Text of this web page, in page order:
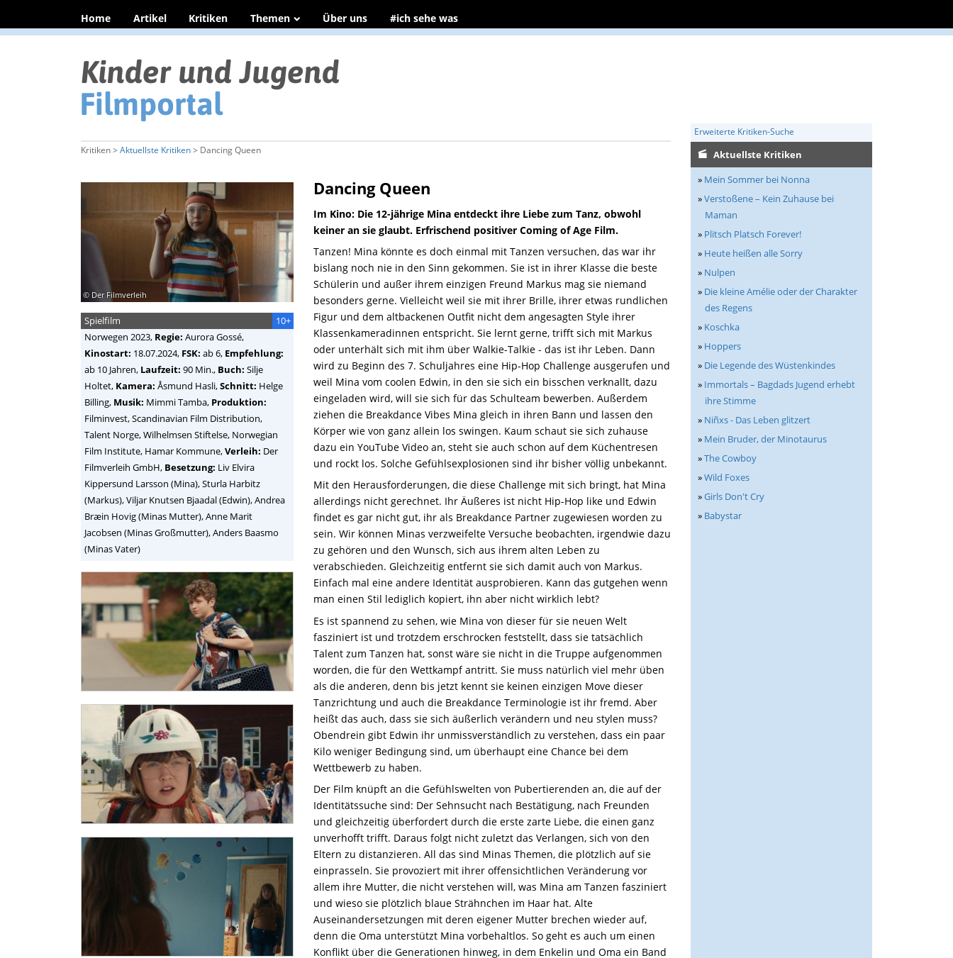
Home Artikel Kritiken Themen Über uns #ich sehe was
Erweiterte Kritiken-Suche
Kritiken > Aktuellste Kritiken> Dancing Queen
Dancing Queen
Im Kino: Die 12-jährige Mina entdeckt ihre Liebe zum Tanz, obwohl
keiner an sie glaubt. Erfrischend positiver Coming of Age Film.
Tanzen! Mina könnte es doch einmal mit Tanzen versuchen, das war ihr
bislang noch nie in den Sinn gekommen. Sie ist in ihrer Klasse die beste
Schülerin und außer ihrem einzigen Freund Markus mag sie niemand
besonders gerne. Vielleicht weil sie mit ihrer Brille, ihrer etwas rundlichen
Figur und dem altbackenen Outfit nicht dem angesagten Style ihrer
Klassenkameradinnen entspricht. Sie lernt gerne, trifft sich mit Markus
oder unterhält sich mit ihm über Walkie-Talkie - das ist ihr Leben. Dann
wird zu Beginn des 7. Schuljahres eine Hip-Hop Challenge ausgerufen und
weil Mina vom coolen Edwin, in den sie sich ein bisschen verknallt, dazu
eingeladen wird, will sie sich für das Schulteam bewerben. Außerdem
ziehen die Breakdance Vibes Mina gleich in ihren Bann und lassen den
Körper wie von ganz allein los swingen. Kaum schaut sie sich zuhause
dazu ein YouTube Video an, steht sie auch schon auf dem Küchentresen
und rockt los. Solche Gefühlsexplosionen sind ihr bisher völlig unbekannt.
Mit den Herausforderungen, die diese Challenge mit sich bringt, hat Mina
allerdings nicht gerechnet. Ihr Äußeres ist nicht Hip-Hop like und Edwin
findet es gar nicht gut, ihr als Breakdance Partner zugewiesen worden zu
sein. Wir können Minas verzweifelte Versuche beobachten, irgendwie dazu
zu gehören und den Wunsch, sich aus ihrem alten Leben zu
verabschieden. Gleichzeitig entfernt sie sich damit auch von Markus.
Einfach mal eine andere Identität ausprobieren. Kann das gutgehen wenn
man einen Stil lediglich kopiert, ihn aber nicht wirklich lebt?
Es ist spannend zu sehen, wie Mina von dieser für sie neuen Welt
fasziniert ist und trotzdem erschrocken feststellt, dass sie tatsächlich
Talent zum Tanzen hat, sonst wäre sie nicht in die Truppe aufgenommen
worden, die für den Wettkampf antritt. Sie muss natürlich viel mehr üben
als die anderen, denn bis jetzt kennt sie keinen einzigen Move dieser
Tanzrichtung und auch die Breakdance Terminologie ist ihr fremd. Aber
heißt das auch, dass sie sich äußerlich verändern und neu stylen muss?
Obendrein gibt Edwin ihr unmissverständlich zu verstehen, dass ein paar
Kilo weniger Bedingung sind, um überhaupt eine Chance bei dem
Wettbewerb zu haben.
Der Film knüpft an die Gefühlswelten von Pubertierenden an, die auf der
Identitätssuche sind: Der Sehnsucht nach Bestätigung, nach Freunden
und gleichzeitig überfordert durch die erste zarte Liebe, die einen ganz
unverhofft trifft. Daraus folgt nicht zuletzt das Verlangen, sich von den
Eltern zu distanzieren. All das sind Minas Themen, die plötzlich auf sie
einprasseln. Sie provoziert mit ihrer offensichtlichen Veränderung vor
allem ihre Mutter, die nicht verstehen will, was Mina am Tanzen fasziniert
und wieso sie plötzlich blaue Strähnchen im Haar hat. Alte
Auseinandersetzungen mit deren eigener Mutter brechen wieder auf,
denn die Oma unterstützt Mina vorbehaltlos. So geht es auch um einen
Konflikt über die Generationen hinweg, in dem Enkelin und Oma ein Band
© Der Filmverleih
10+
Spielfilm
Norwegen 2023, Regie: Aurora Gossé,
Kinostart: 18.07.2024, FSK: ab 6, Empfehlung:
ab 10 Jahren, Laufzeit: 90 Min., Buch: Silje
Holtet, Kamera: Åsmund Hasli,Schnitt: Helge
Billing, Musik: Mimmi Tamba, Produktion:
Filminvest, Scandinavian Film Distribution,
Talent Norge, Wilhelmsen Stiftelse, Norwegian
Film Institute, Hamar Kommune,Verleih: Der
Filmverleih GmbH, Besetzung: Liv Elvira
Kippersund Larsson (Mina), Sturla Harbitz
(Markus), Viljar Knutsen Bjaadal (Edwin), Andrea
Bræin Hovig (Minas Mutter), Anne Marit
Jacobsen (Minas Großmutter), Anders Baasmo
(Minas Vater)
Aktuellste Kritiken
» Mein Sommer bei Nonna
»Verstoßene – Kein Zuhause bei
Maman
» Plitsch Platsch Forever!
» Heute heißen alle Sorry
» Nulpen
» Die kleine Amélie oder der Charakter
des Regens
» Koschka
» Hoppers
» Die Legende des Wüstenkindes
» Immortals – Bagdads Jugend erhebt
ihre Stimme
» Niñxs - Das Leben glitzert
» Mein Bruder, der Minotaurus
»The Cowboy
»Wild Foxes
»Girls Don't Cry
» Babystar